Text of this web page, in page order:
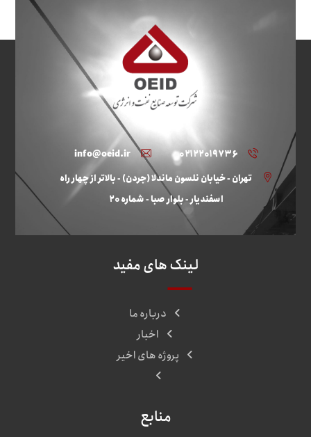
۰۲۱۲۲۰۱۹۷۳۶
info@oeid.ir
تهران - خیابان نلسون ماندلا (جردن) - بالاتر از چهار راه
اسفندیار - بلوار صبا - شماره ۲۰
لینک های مفید
درباره ما
اخبار
پروژه های اخیر
منابع